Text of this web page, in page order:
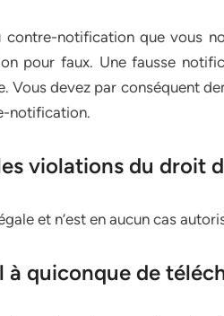
notification que vous
pour faux. Une fausse
devez par conséquent
notification.
violations du droit
et n’est en aucun cas
quiconque de